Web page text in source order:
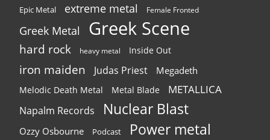
Epic Metal extreme metal Female Fronted
Greek Metal Greek Scene
hard rock heavy metal Inside Out
iron maiden Judas Priest Megadeth
Melodic Death Metal Metal Blade METALLICA
Napalm Records Nuclear Blast
Ozzy Osbourne Podcast Power metal